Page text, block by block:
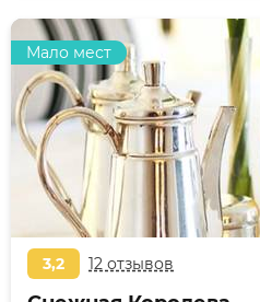
Мало мест
3,2 12 отзывов